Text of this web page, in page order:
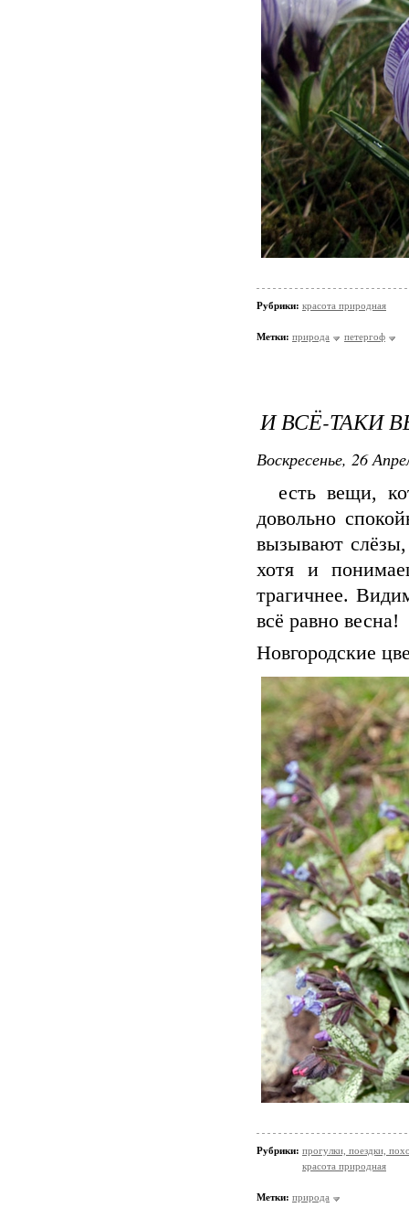
Рубрики: красота природная
Метки: природа петергоф
И ВСЁ-ТАКИ
Воскресенье, 26
есть вещи,
довольно
вызывают
хотя и
трагичнее.
всё равно весна!
Новгородские
Рубрики: прогулки, поездки,
красота природная
Метки: природа